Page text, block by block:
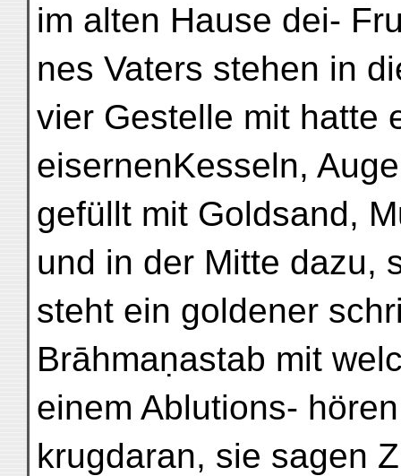
im alten Hause dei-
nes Vaters stehen in
vier Gestelle mit hatte
eisernenKesseln,
gefüllt mit Goldsand,
und in der Mitte dazu,
steht ein goldener
Brāhmaṇastab mit
einem Ablutions-
krugdaran, sie sagen